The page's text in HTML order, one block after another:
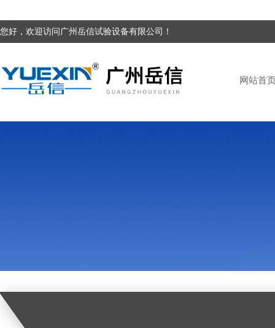
您好，欢迎访问广州岳信试验设备有限公司！
网站首